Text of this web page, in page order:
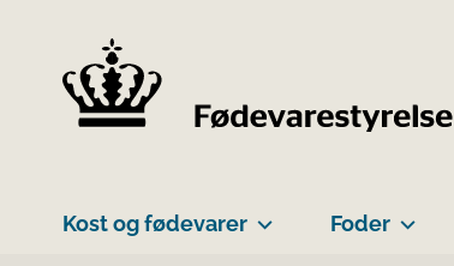
Kost og fødevarer Foder